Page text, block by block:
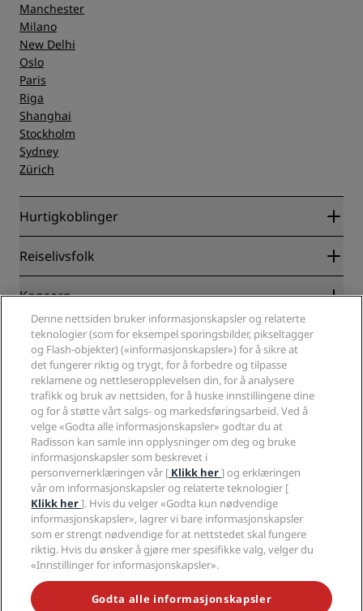
Manchester
Milano
New Delhi
Oslo
Paris
Riga
Shanghai
Stockholm
Sydney
Zürich
Hurtigkoblinger
Radisson Rewards
Blog
Nye hoteller og hoteller under utvikling
Radisson Hotels APP
Sportsgodkjente hoteller
Familievennlige hoteller
Helse og sikkerhet
Reiselivsfolk
Partnere
Konsern
Radisson Hotel Group
Presse
Jobb i RHG
Jobb i PPHE
Karriere EHL
The Club by RHG
Utviklingsmuligheter
Ansvarlig virksomhet
Innkjøp
Juridisk
Personvernsenter
Juridisk informasjon
Vilkår og betingelser for Radisson Rewards
Avtale om nettstedsbruk
Digital tilgjengelighet
Erklæring om moderne slaveri
Redegjørelse om våre aktsomhetsvuderinger
Hjelp
Forbrukervarsler
Kontakt
VANLIGE SPØRSMÅL
Sidekart
Sosiale medier
Radisson Hotels-merker
GÅ ALDRI GLIPP AV DE MEST POPULÆRE TILBUDENE VÅRE
Denne nettsiden bruker informasjonskapsler og relaterte
teknologier (som for eksempel sporingsbilder, pikseltagger
og Flash-objekter) («informasjonskapsler») for å sikre at
det fungerer riktig og trygt, for å forbedre og tilpasse
reklamene og nettleseropplevelsen din, for å analysere
trafikk og bruk av nettsiden, for å huske innstillingene dine
og for å støtte vårt salgs- og markedsføringsarbeid. Ved å
velge «Godta alle informasjonskapsler» godtar du at
Radisson kan samle inn opplysninger om deg og bruke
informasjonskapsler som beskrevet i
personvernerklæringen vår [ Klikk her] og erklæringen
vår om informasjonskapsler og relaterte teknologier [
Klikk her]. Hvis du velger «Godta kun nødvendige
informasjonskapsler», lagrer vi bare informasjonskapsler
som er strengt nødvendige for at nettstedet skal fungere
riktig. Hvis du ønsker å gjøre mer spesifikke valg, velger du
«Innstillinger for informasjonskapsler».
Godta alle informasjonskapsler